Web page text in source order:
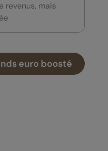
revenus, mais
euro boosté